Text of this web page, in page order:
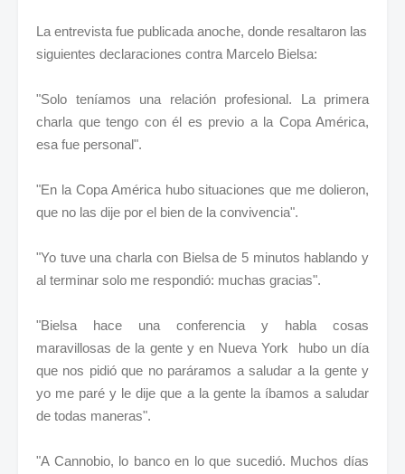
La entrevista fue publicada anoche, donde resaltaron las
siguientes declaraciones contra Marcelo Bielsa:
"Solo teníamos una relación profesional. La primera
charla que tengo con él es previo a la Copa América,
esa fue personal".
"En la Copa América hubo situaciones que me dolieron,
que no las dije por el bien de la convivencia".
"Yo tuve una charla con Bielsa de 5 minutos hablando y
al terminar solo me respondió: muchas gracias".
"Bielsa hace una conferencia y habla cosas
maravillosas de la gente y en Nueva York hubo un día
que nos pidió que no paráramos a saludar a la gente y
yo me paré y le dije que a la gente la íbamos a saludar
de todas maneras".
"A Cannobio, lo banco en lo que sucedió. Muchos días